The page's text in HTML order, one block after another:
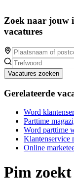
Zoek naar jouw
vacatures
Vacatures zoeken
Gerelateerde
Word
Parttime
Word parttime
Klantenservice
Online
Pim